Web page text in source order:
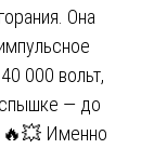
Она
000 вольт,
— до
🔥💥 Именно